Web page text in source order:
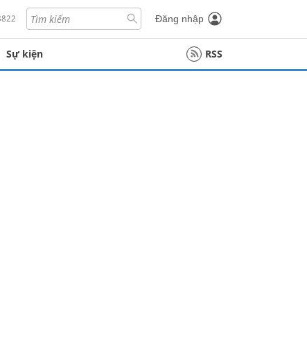
Đăng nhập
Sự kiện RSS